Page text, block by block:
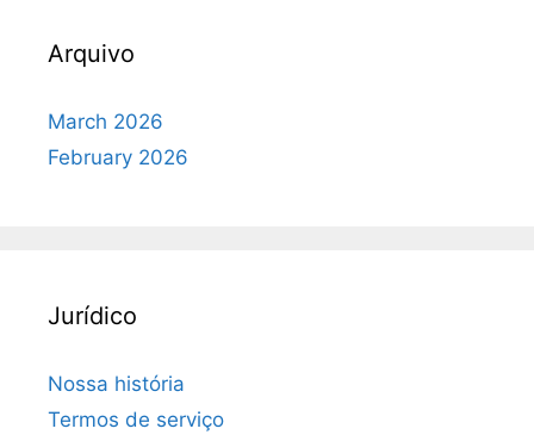
Arquivo
March 2026
February 2026
Jurídico
Nossa história
Termos de serviço